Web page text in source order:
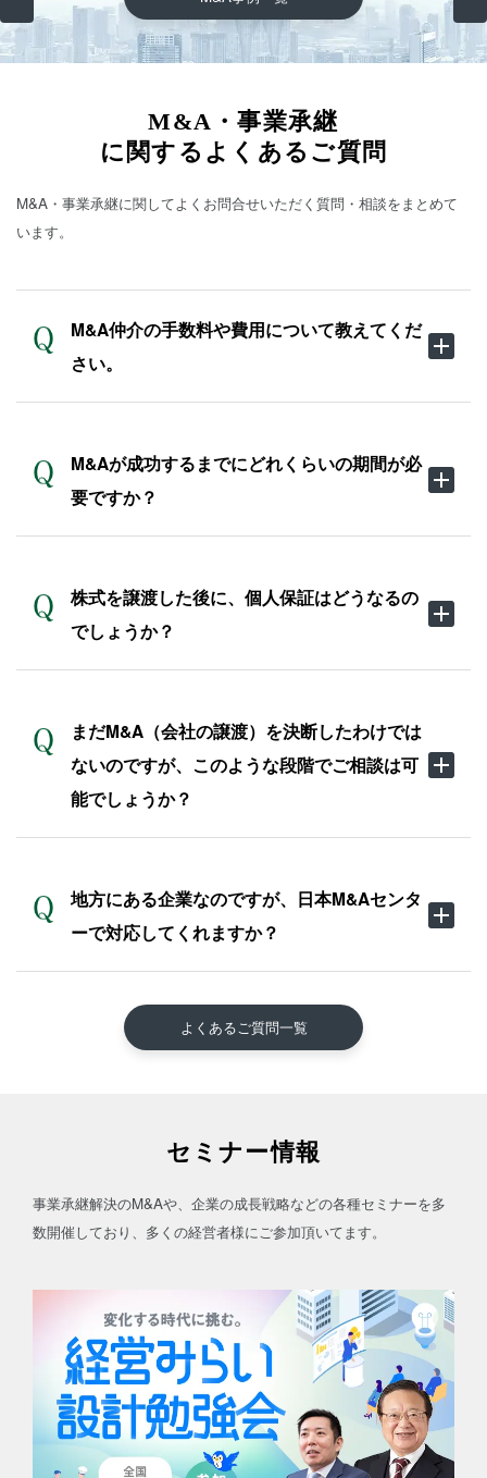
M&A・事業承継
に関するよくあるご質問
M&A・事業承継に関してよくお問合せいただく質問・相談をまとめて
います。
M&A仲介の手数料や費用について教えてくだ
さい。
M&Aが成功するまでにどれくらいの期間が必
要ですか？
株式を譲渡した後に、個人保証はどうなるの
でしょうか？
まだM&A（会社の譲渡）を決断したわけでは
ないのですが、このような段階でご相談は可
能でしょうか？
地方にある企業なのですが、日本M&Aセンタ
ーで対応してくれますか？
よくあるご質問一覧
セミナー情報
事業承継解決のM&Aや、企業の成長戦略などの各種セミナーを多
数開催しており、多くの経営者様にご参加頂いてます。